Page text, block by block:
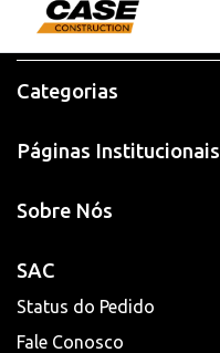
Categorias
Páginas Institucionais
Sobre Nós
SAC
Status do Pedido
Fale Conosco